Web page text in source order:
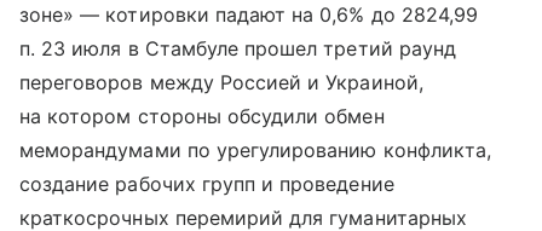
зоне» — котировки падают на 0,6% до 2824,99
п. 23 июля в Стамбуле прошел третий раунд
переговоров между Россией и Украиной,
на котором стороны обсудили обмен
меморандумами по урегулированию конфликта,
создание рабочих групп и проведение
краткосрочных перемирий для гуманитарных